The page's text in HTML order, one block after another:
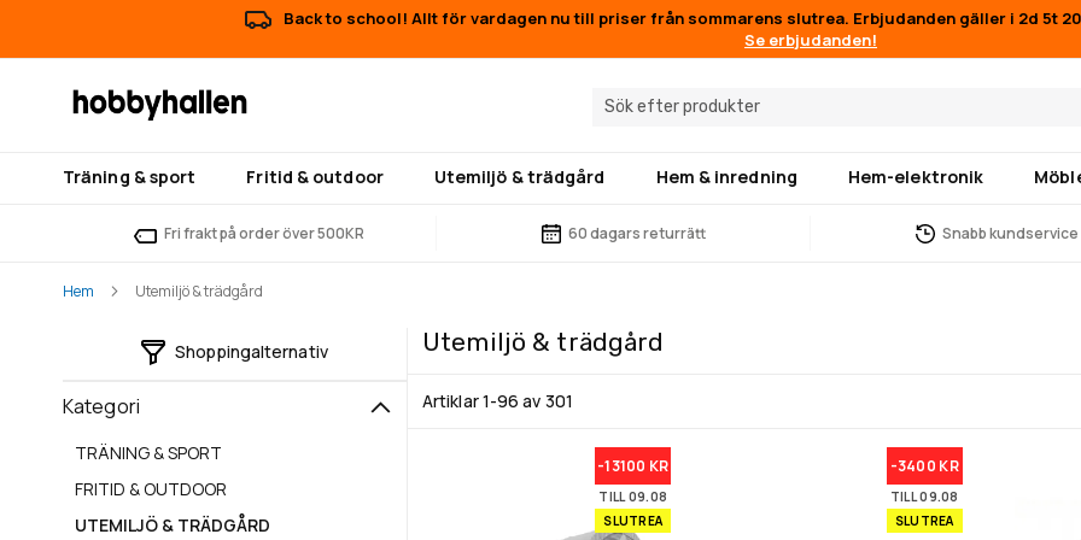
Back to school! Allt för vardagen nu till priser från sommarens slutrea. Erbjudanden gäller i 2d 5t
Se erbjudanden!
Träning & sport Fritid & outdoor Utemiljö & trädgård Hem & inredning Hem-elektronik
Fri frakt på order över 500KR 60 dagars returrätt Snabb kundservice
Hem Utemiljö & trädgård
Utemiljö & trädgård
Artiklar1-96 av 301
-13100 KR
TILL 09.08
SLUTREA
-3400 KR
TILL 09.08
SLUTREA
Shoppingalternativ
Kategori
TRÄNING & SPORT
FRITID & OUTDOOR
UTEMILJÖ & TRÄDGÅRD